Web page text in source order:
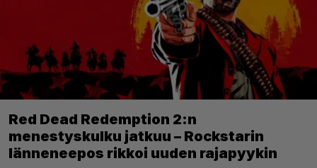
Red Dead Redemption 2:n
menestyskulku jatkuu – Rockstarin
länneneepos rikkoi uuden rajapyykin